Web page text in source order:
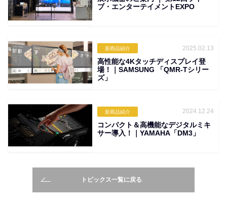
ブ・エンターテイメントEXPO
新商品紹介 2025.02.13
高性能な4Kタッチディスプレイ登
場！｜SAMSUNG 「QMR-Tシリー
ズ」
新商品紹介 2024.12.24
コンパクト＆高機能なデジタルミキ
サー導入！｜YAMAHA「DM3」
トピックス一覧に戻る